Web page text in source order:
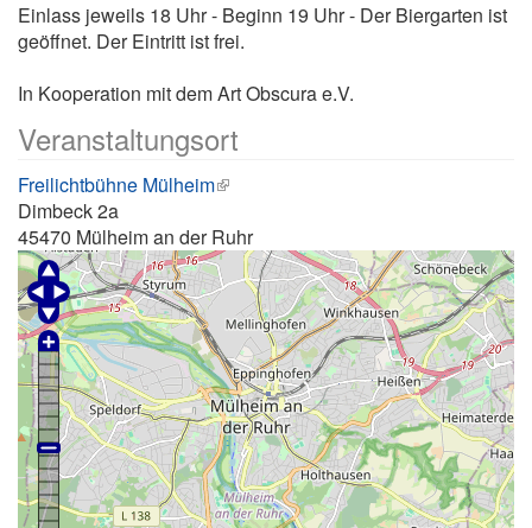
Einlass jeweils 18 Uhr - Beginn 19 Uhr - Der Biergarten ist
geöffnet. Der Eintritt ist frei.
In Kooperation mit dem Art Obscura e.V.
Veranstaltungsort
Freilichtbühne Mülheim
Dimbeck 2a
45470 Mülheim an der Ruhr